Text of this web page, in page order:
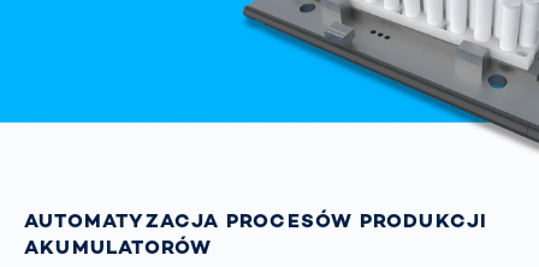
AUTOMATYZACJA PROCESÓW PRODUKCJI
AKUMULATORÓW